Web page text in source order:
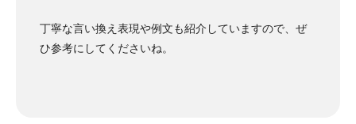
丁寧な言い換え表現や例文も紹介していますので、ぜ
ひ参考にしてくださいね。